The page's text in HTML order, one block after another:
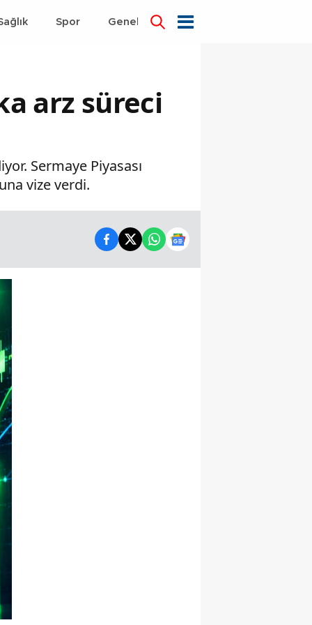
Spor Genel Dünya
arz süreci
Sermaye Piyasası
vize verdi.